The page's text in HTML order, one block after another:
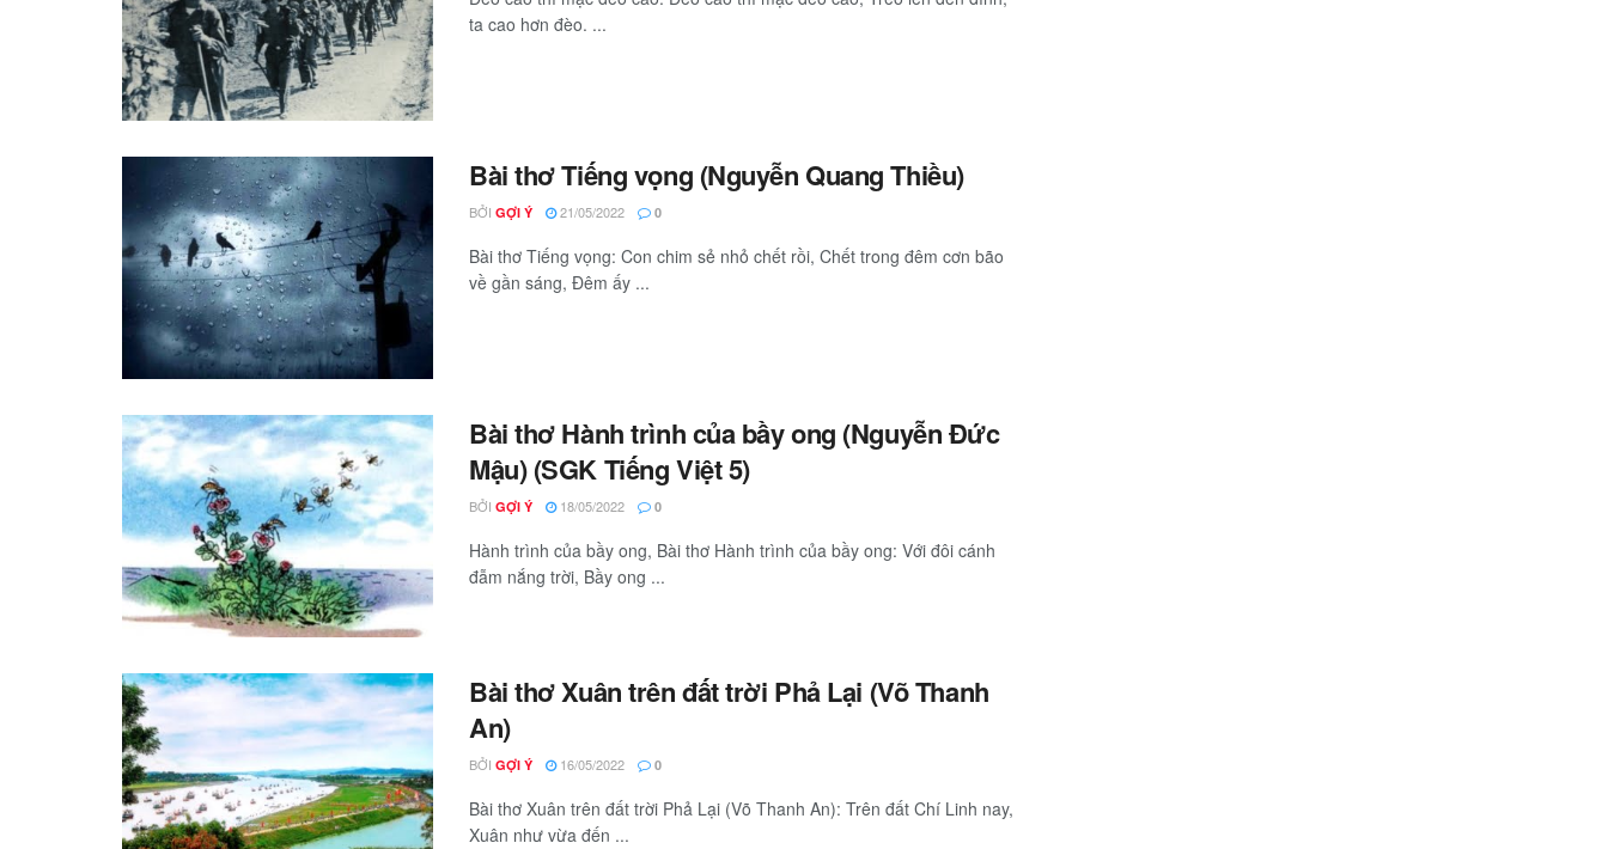
ta cao hơn đèo. ...
Bài thơ Tiếng vọng (Nguyễn Quang Thiều)
BỞI GỢI Ý 21/05/2022 0
Bài thơ Tiếng vọng: Con chim sẻ nhỏ chết rồi, Chết trong đêm cơn bão
về gần sáng, Đêm ấy ...
Bài thơ Hành trình của bầy ong (Nguyễn Đức
Mậu) (SGK Tiếng Việt 5)
BỞI GỢI Ý 18/05/2022 0
Hành trình của bầy ong, Bài thơ Hành trình của bầy ong: Với đôi cánh
đẫm nắng trời, Bầy ong ...
Bài thơ Xuân trên đất trời Phả Lại (Võ Thanh
An)
BỞI GỢI Ý 16/05/2022 0
Bài thơ Xuân trên đất trời Phả Lại (Võ Thanh An): Trên đất Chí Linh nay,
Xuân như vừa đến ...